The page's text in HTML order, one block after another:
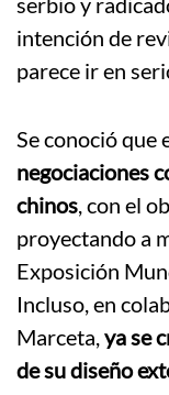
intención de
parece ir en
Se conoció que
negociaciones
chinos, con el
proyectando a
Exposición
Incluso, en
Marceta,ya se
de su diseño